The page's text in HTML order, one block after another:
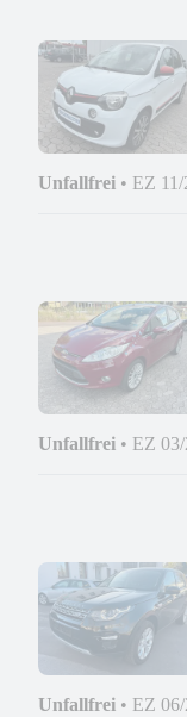
Unfallfrei • EZ
Unfallfrei • EZ
Unfallfrei • EZ